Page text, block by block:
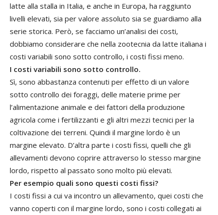
latte alla stalla in Italia, e anche in Europa, ha raggiunto
livelli elevati, sia per valore assoluto sia se guardiamo alla
serie storica. Però, se facciamo un’analisi dei costi,
dobbiamo considerare che nella zootecnia da latte italiana i
costi variabili sono sotto controllo, i costi fissi meno.
I costi variabili sono sotto controllo.
Sì, sono abbastanza contenuti per effetto di un valore
sotto controllo dei foraggi, delle materie prime per
l’alimentazione animale e dei fattori della produzione
agricola come i fertilizzanti e gli altri mezzi tecnici per la
coltivazione dei terreni. Quindi il margine lordo è un
margine elevato. D’altra parte i costi fissi, quelli che gli
allevamenti devono coprire attraverso lo stesso margine
lordo, rispetto al passato sono molto più elevati.
Per esempio quali sono questi costi fissi?
I costi fissi a cui va incontro un allevamento, quei costi che
vanno coperti con il margine lordo, sono i costi collegati ai